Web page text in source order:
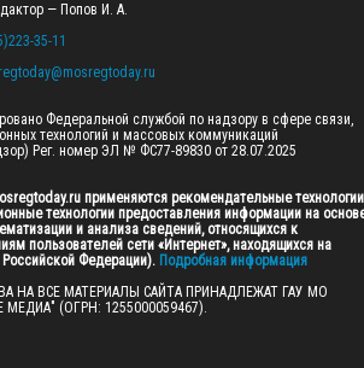
— Попов И. А.
35-11
Федеральной службой по надзору в сфере связи,
технологий и массовых коммуникаций
Рег. номер ЭЛ № ФС77-89830 от 28.07.2025
применяются рекомендательные технологии
технологии предоставления информации на
и анализа сведений, относящихся к
пользователей сети «Интернет», находящихся на
Российской Федерации). Подробная информация
НА ВСЕ МАТЕРИАЛЫ САЙТА ПРИНАДЛЕЖАТ ГАУ МО
(ОГРН: 1255000059467).